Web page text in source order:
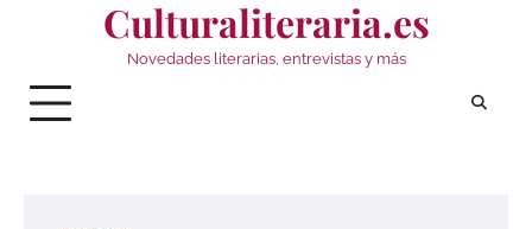
Culturaliteraria.es
Novedades literarias, entrevistas y más